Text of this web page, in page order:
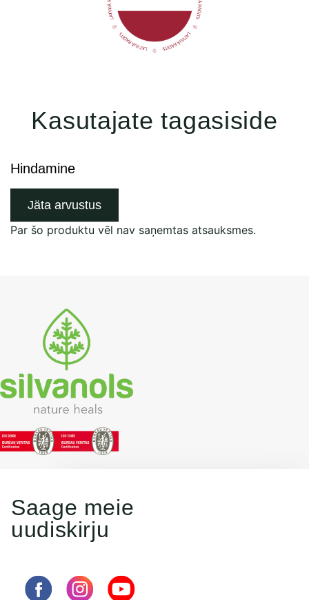
Kasutajate tagasiside
Hindamine
Jäta arvustus
Par šo produktu vēl nav saņemtas atsauksmes.
Saage meie
uudiskirju